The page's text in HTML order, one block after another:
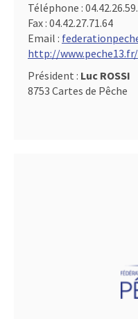
Téléphone :
Fax : 04.42.27.71.64
Email :
http://www.peche13.fr/
Président : Luc ROSSI
8753 Cartes de Pêche